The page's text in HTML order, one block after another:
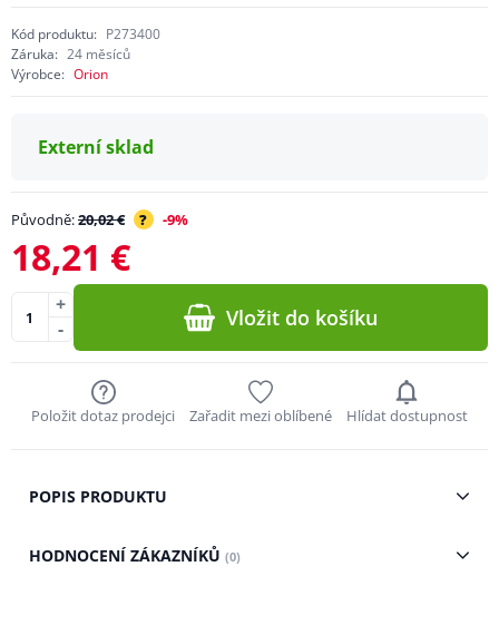
Kód produktu: P273400
Záruka: 24 měsíců
Výrobce: Orion
Externí sklad
Původně:20,02 € ? -9%
18,21 €
-
+ Vložit do košíku
Položit dotaz prodejci Zařadit mezi oblíbené Hlídat dostupnost
POPIS PRODUKTU
HODNOCENÍ ZÁKAZNÍKŮ (0)